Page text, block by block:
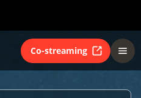
Co-streaming